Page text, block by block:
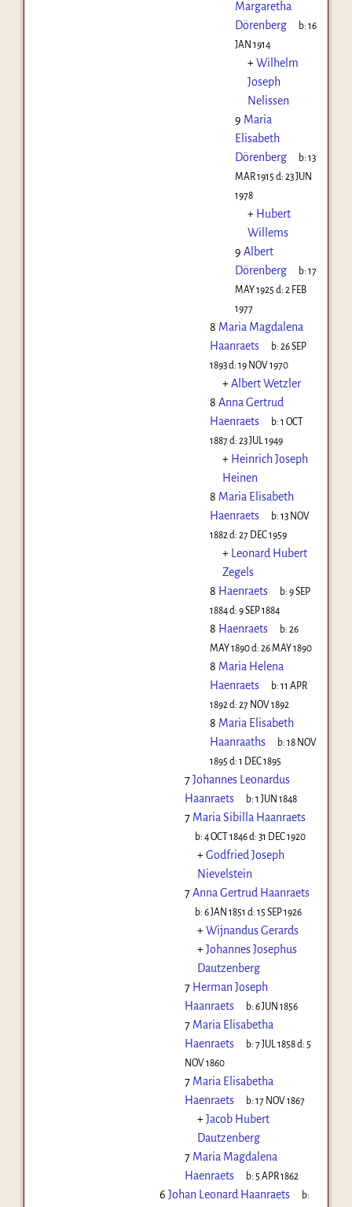
Margaretha
Dörenberg
b:16
JAN 1914
+Wilhelm
Joseph
Nelissen
9 Maria
Elisabeth
Dörenberg
b:13
MAR 1915 d: 23 JUN
1978
+ Hubert
Willems
9 Albert
Dörenberg
b:17
MAY 1925 d: 2 FEB
1977
8 Maria Magdalena
Haanraets
b:26 SEP
1893d: 19 NOV 1970
+Albert Wetzler
8 Anna Gertrud
Haenraets
b:1 OCT
1887d: 23 JUL 1949
+ Heinrich Joseph
Heinen
8 Maria Elisabeth
Haenraets
b:13 NOV
1882 d: 27 DEC 1959
+ Leonard Hubert
Zegels
8 Haenraets b:9 SEP
1884d: 9 SEP 1884
8 Haenraets b:26
MAY 1890d: 26 MAY 1890
8 Maria Helena
Haenraets
b:11 APR
1892 d: 27 NOV 1892
8 Maria Elisabeth
Haanraaths
b:18 NOV
1895 d: 1 DEC 1895
7Johannes Leonardus
Haanraets
b:1 JUN 1848
7 Maria Sibilla Haanraets
b:4 OCT 1846d:31 DEC 1920
+Godfried Joseph
Nievelstein
7Anna Gertrud Haanraets
b:6 JAN 1851 d:15 SEP 1926
+Wijnandus Gerards
+Johannes Josephus
Dautzenberg
7 Herman Joseph
Haanraets
b:6 JUN 1856
7 Maria Elisabetha
Haenraets
b:7 JUL 1858d: 5
NOV 1860
7 Maria Elisabetha
Haenraets
b:17 NOV 1867
+Jacob Hubert
Dautzenberg
7 Maria Magdalena
Haenraets
b: 5 APR 1862
6 Johan Leonard Haanraets
b: